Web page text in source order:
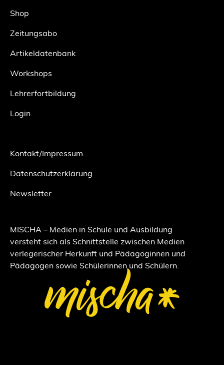
Shop
Zeitungsabo
Artikeldatenbank
Workshops
Lehrerfortbildung
Login
Kontakt/Impressum
Datenschutzerklärung
Newsletter
MISCHA – Medien in Schule und Ausbildung
versteht sich als Schnittstelle zwischen Medien
verlegerischer Herkunft und Pädagoginnen und
Pädagogen sowie Schülerinnen und Schülern.